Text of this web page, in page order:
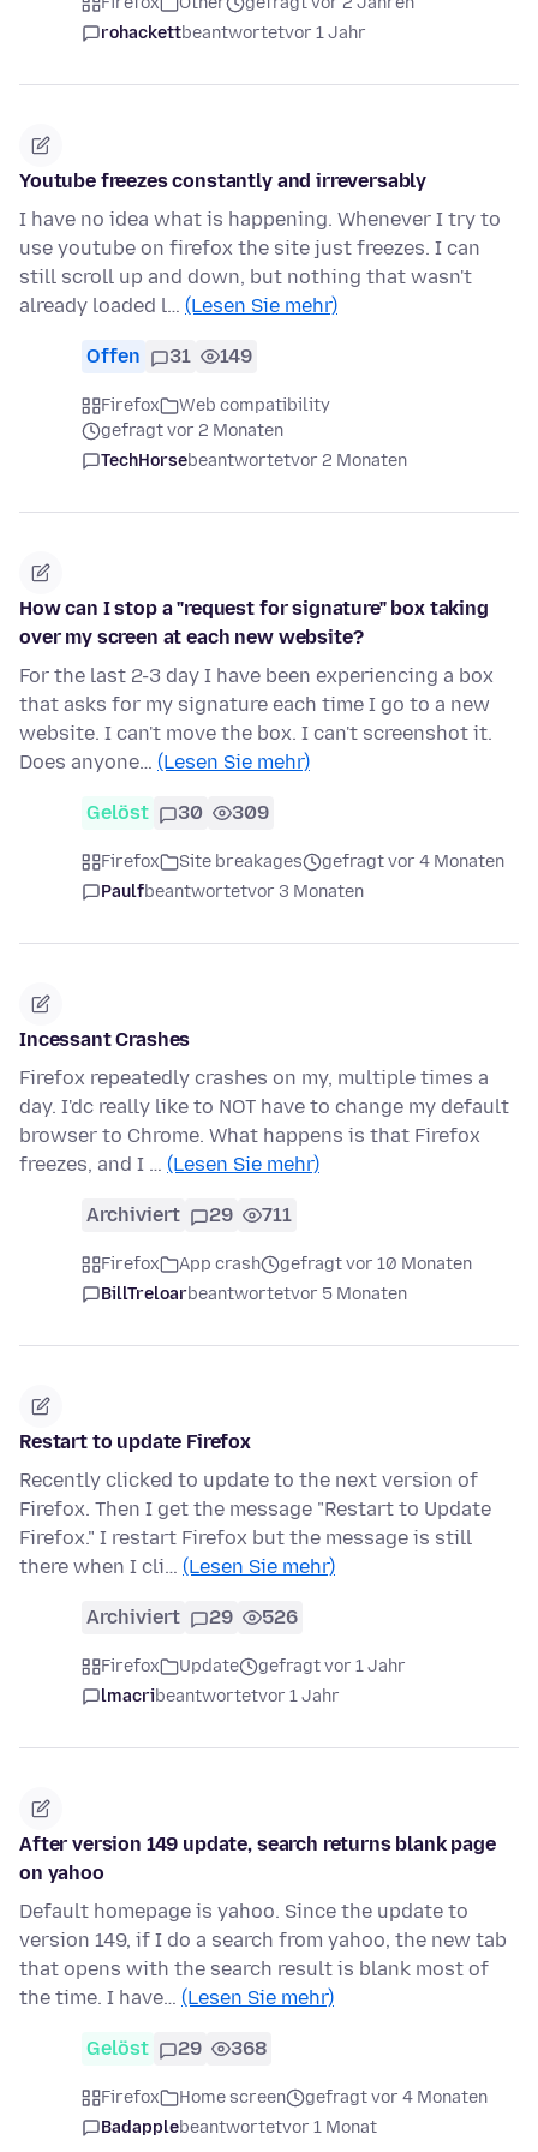
rohackettbeantwortetvor 1 Jahr
Youtube freezes constantly and irreversably
I have no idea what is happening. Whenever I try to
use youtube on firefox the site just freezes. I can
still scroll up and down, but nothing that wasn't
already loaded l… (Lesen Sie mehr)
Offen 31 149
Firefox
Web compatibility
gefragt vor 2 Monaten
TechHorsebeantwortetvor 2 Monaten
How can I stop a "request for signature" box taking
over my screen at each new website?
For the last 2-3 day I have been experiencing a box
that asks for my signature each time I go to a new
website. I can't move the box. I can't screenshot it.
Does anyone… (Lesen Sie mehr)
Gelöst 30 309
Firefox Site breakages
gefragt vor 4 Monaten
Paulfbeantwortetvor 3 Monaten
Incessant Crashes
Firefox repeatedly crashes on my, multiple times a
day. I'dc really like to NOT have to change my default
browser to Chrome. What happens is that Firefox
freezes, and I … (Lesen Sie mehr)
Archiviert 29 711
Firefox App crash
gefragt vor 10 Monaten
BillTreloarbeantwortetvor 5 Monaten
Restart to update Firefox
Recently clicked to update to the next version of
Firefox. Then I get the message "Restart to Update
Firefox." I restart Firefox but the message is still
there when I cli… (Lesen Sie mehr)
Archiviert 29 526
Firefox Update
gefragt vor 1 Jahr
lmacribeantwortetvor 1 Jahr
After version 149 update, search returns blank page
on yahoo
Default homepage is yahoo. Since the update to
version 149, if I do a search from yahoo, the new tab
that opens with the search result is blank most of
the time. I have… (Lesen Sie mehr)
Gelöst 29 368
Firefox Home screen
gefragt vor 4 Monaten
Badapplebeantwortetvor 1 Monat